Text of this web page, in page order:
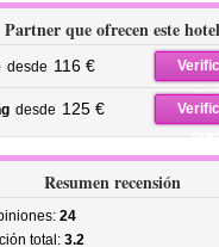
Partner que ofrecen este hotel
desde 116 €
desde 125 €
Resumen recensión
24
total: 3.2